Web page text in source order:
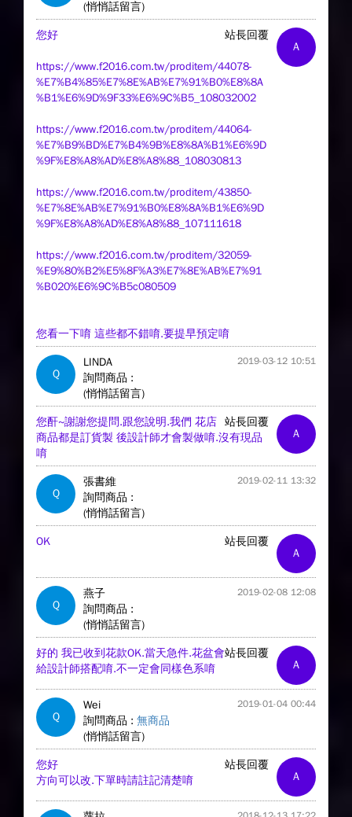
(悄悄話留言)
A
站長回覆
您好
https://www.f2016.com.tw/proditem/44078-
%E7%B4%85%E7%8E%AB%E7%91%B0%E8%8A
%B1%E6%9D%9F33%E6%9C%B5_108032002
https://www.f2016.com.tw/proditem/44064-
%E7%B9%BD%E7%B4%9B%E8%8A%B1%E6%9D
%9F%E8%A8%AD%E8%A8%88_108030813
https://www.f2016.com.tw/proditem/43850-
%E7%8E%AB%E7%91%B0%E8%8A%B1%E6%9D
%9F%E8%A8%AD%E8%A8%88_107111618
https://www.f2016.com.tw/proditem/32059-
%E9%80%B2%E5%8F%A3%E7%8E%AB%E7%91
%B020%E6%9C%B5c080509
您看一下唷 這些都不錯唷.要提早預定唷
Q
LINDA 2019-03-12 10:51
詢問商品 :
(悄悄話留言)
A
站長回覆
您酐~謝謝您提問.跟您說明.我們 花店
商品都是訂貨製 後設計師才會製做唷.沒有現品
唷
Q
張書維 2019-02-11 13:32
詢問商品 :
(悄悄話留言)
A
站長回覆
OK
Q
燕子 2019-02-08 12:08
詢問商品 :
(悄悄話留言)
A
站長回覆
好的 我已收到花款OK.當天急件.花盆會
給設計師搭配唷.不一定會同樣色系唷
Q
Wei 2019-01-04 00:44
詢問商品 : 無商品
(悄悄話留言)
A
站長回覆
您好
方向可以改.下單時請註記清楚唷